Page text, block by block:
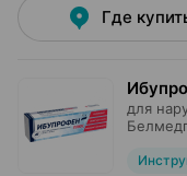
Где
для